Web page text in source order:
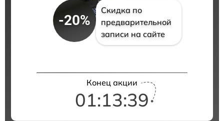
-20%
Скидка по
предварительной
записи на сайте
Конец акции
01:13:39